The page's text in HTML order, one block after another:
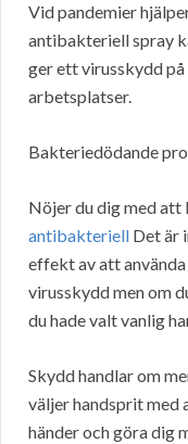
Vid pandemier
antibakteriell spray
ger ett virusskydd
arbetsplatser.
Bakteriedödande
Nöjer du dig med att
antibakteriell Det är
effekt av att
virusskydd men om
du hade valt vanlig
Skydd handlar om
väljer handsprit med
händer och göra dig